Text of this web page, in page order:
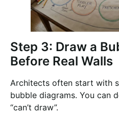
Step 3: Draw a
Before Real Walls
Architects often start with
bubble diagrams. You can
“can’t draw”.